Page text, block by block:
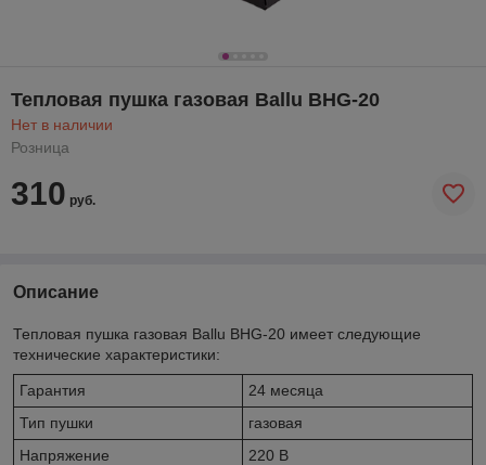
Тепловая пушка газовая Ballu BHG-20
Нет в наличии
Розница
310 руб.
Описание
Тепловая пушка газовая Ballu BHG-20 имеет следующие
технические характеристики:
Гарантия
24 месяца
Тип пушки
газовая
Напряжение
220 В